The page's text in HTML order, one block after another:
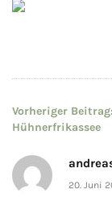
Vorheriger Beitrag:
Hühnerfrikassee
20. Juni